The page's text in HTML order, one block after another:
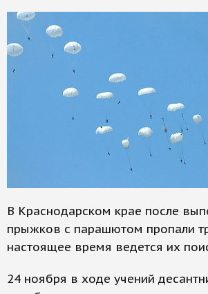
В Краснодарском крае после
прыжков с парашютом пропали
настоящее время ведется их
24 ноября в ходе учений